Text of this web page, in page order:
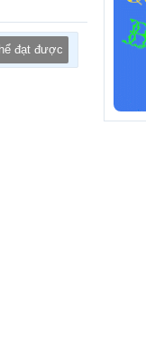
đạt được